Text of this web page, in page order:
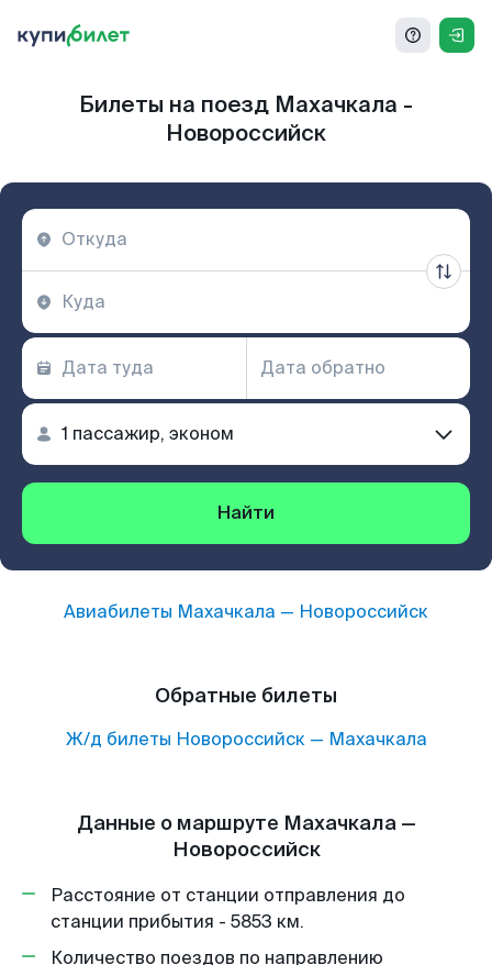
Билеты на поезд Махачкала -
Новороссийск
Найти
Авиабилеты Махачкала — Новороссийск
Обратные билеты
Ж/д билеты Новороссийск— Махачкала
Данные о маршруте Махачкала —
Новороссийск
Расстояние от станции отправления до
станции прибытия - 5853 км.
Количество поездов по направлению